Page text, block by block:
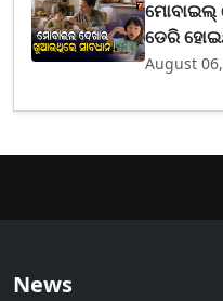
ମୋବାଇଲ୍
ଡେରି
August
News